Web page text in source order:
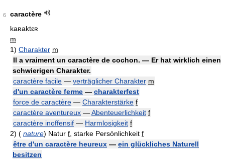
6
caractère
kaʀaktɛʀ
m
1) Charakter m
Il a vraiment un caractère de cochon. — Er hat wirklich einen
schwierigen Charakter.
caractère facile — verträglicher Charakter m
d'un caractère ferme — charakterfest
force de caractère — Charakterstärke f
caractère aventureux —Abenteuerlichkeit f
caractère inoffensif — Harmlosigkeit f
2) ( nature) Natur f , starke Persönlichkeit f
être d'un caractère heureux — ein glückliches Naturell
besitzen